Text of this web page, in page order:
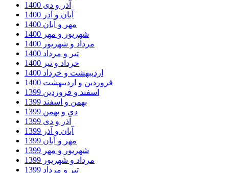
آذر و دی 1400
آبان و آذر 1400
مهر و آبان 1400
شهریور و مهر 1400
مرداد و شهریور 1400
تیر و مرداد 1400
خرداد و تیر 1400
اردیبهشت و خرداد 1400
فروردین و اردیبهشت 1400
اسفند و فروردین 1399
بهمن و اسفند 1399
دی و بهمن 1399
آذر و دی 1399
آبان و آذر 1399
مهر و آبان 1399
شهریور و مهر 1399
مرداد و شهریور 1399
تیر و مرداد 1399